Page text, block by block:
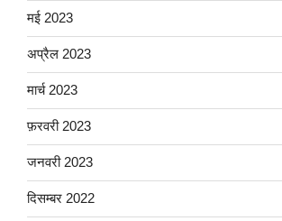
मई 2023
अप्रैल 2023
मार्च 2023
फ़रवरी 2023
जनवरी 2023
दिसम्बर 2022